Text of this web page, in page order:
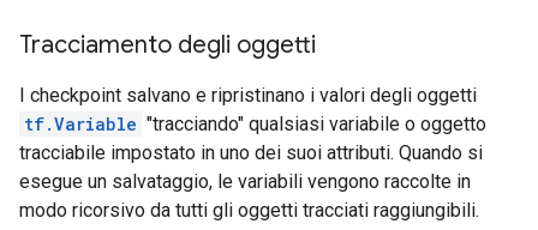
Tracciamento degli oggetti
I checkpoint salvano e ripristinano i valori degli oggetti
tf.Variable "tracciando" qualsiasi variabile o oggetto
tracciabile impostato in uno dei suoi attributi. Quando si
esegue un salvataggio, le variabili vengono raccolte in
modo ricorsivo da tutti gli oggetti tracciati raggiungibili.